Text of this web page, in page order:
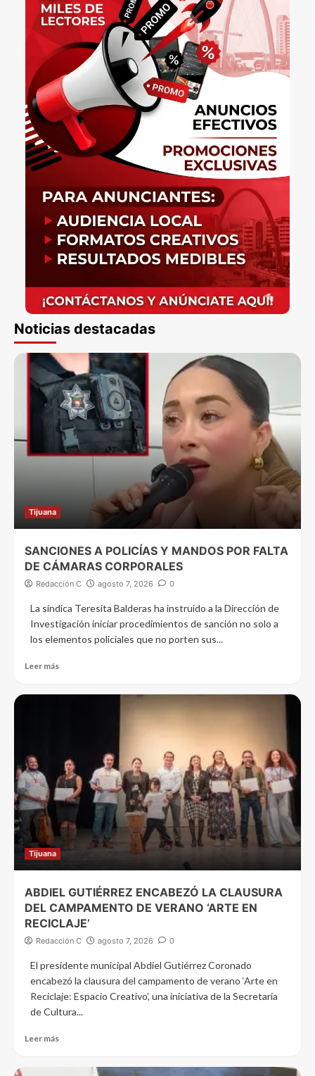
Noticias destacadas
Tijuana
SANCIONES A POLICÍAS Y MANDOS POR FALTA
DE CÁMARAS CORPORALES
Redacción C agosto 7, 2026 0
La síndica Teresita Balderas ha instruido a la Dirección de
Investigación iniciar procedimientos de sanción no solo a
los elementos policiales que no porten sus...
Leer más
Tijuana
ABDIEL GUTIÉRREZ ENCABEZÓ LA CLAUSURA
DEL CAMPAMENTO DE VERANO ‘ARTE EN
RECICLAJE’
Redacción C agosto 7, 2026 0
El presidente municipal Abdiel Gutiérrez Coronado
encabezó la clausura del campamento de verano ‘Arte en
Reciclaje: Espacio Creativo’, una iniciativa de la Secretaría
de Cultura...
Leer más